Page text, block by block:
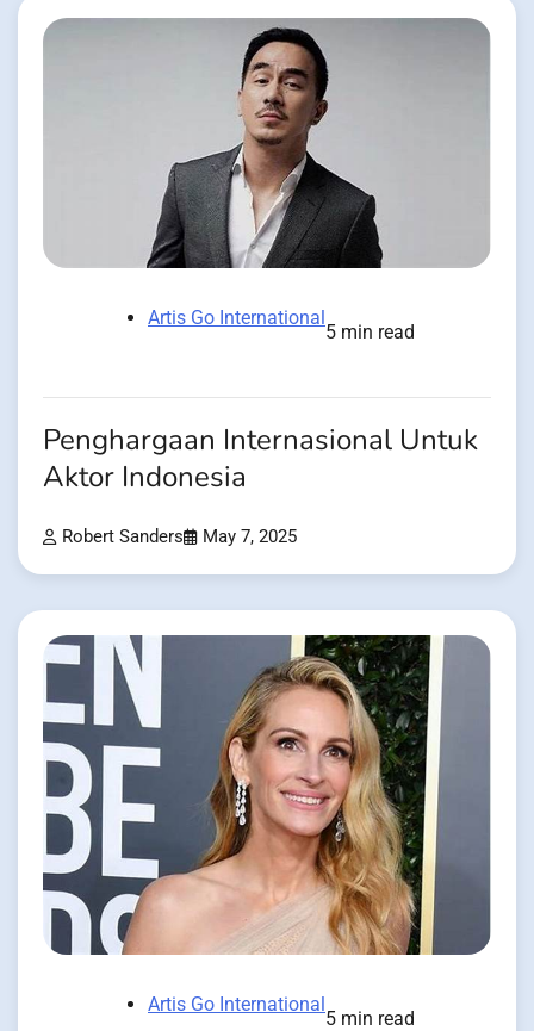
Artis Go International
5 min read
Penghargaan Internasional Untuk
Aktor Indonesia
Robert Sanders May 7, 2025
Artis Go International
5 min read